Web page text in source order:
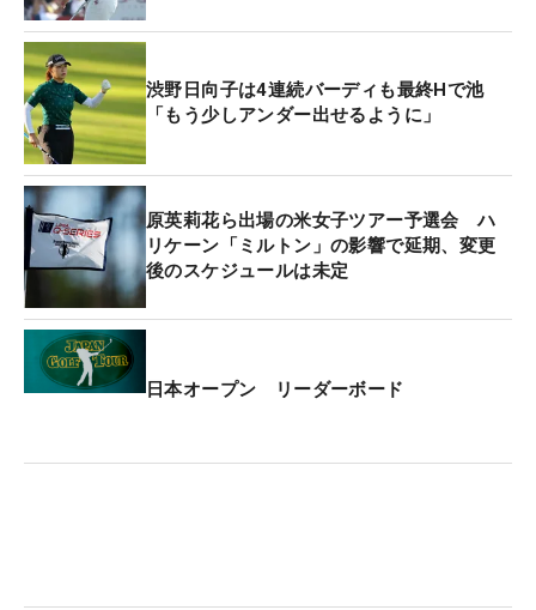
渋野日向子は4連続バーディも最終Hで池
「もう少しアンダー出せるように」
原英莉花ら出場の米女子ツアー予選会 ハ
リケーン「ミルトン」の影響で延期、変更
後のスケジュールは未定
日本オープン リーダーボード